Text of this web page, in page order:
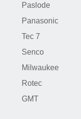
Paslode
Panasonic
Tec 7
Senco
Milwaukee
Rotec
GMT